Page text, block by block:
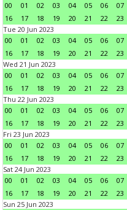
00
01 02 03 04 05 06 07
16
17 18 19 20 21 22
23
Tue 20 Jun 2023
00
01 02 03 04 05 06 07
16
17 18 19 20 21 22
23
Wed 21 Jun 2023
00
01 02 03 04 05 06 07
16
17 18 19 20 21 22
23
Thu 22 Jun 2023
00
01 02 03 04 05 06 07
16
17 18 19 20 21 22
23
Fri 23 Jun 2023
00
01 02 03 04 05 06 07
16
17 18 19 20 21 22
23
Sat 24 Jun 2023
00
01 02 03 04 05 06 07
16
17 18 19 20 21 22
23
Sun 25 Jun 2023